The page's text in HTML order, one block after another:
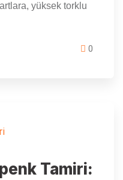
yüksek torklu
0
Tamiri: